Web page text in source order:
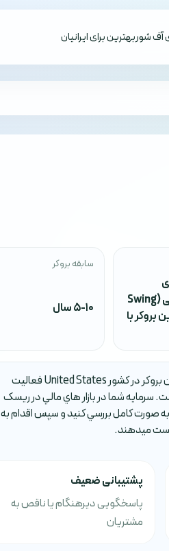
آف شوربهترین برای ایرانیان
معاملات نوسانی (Swing
بروکر با
سابقه بروکر
5-10 سال
بروکر ASKoBID يکي از بروکر هاي فارکس است که حدود 5-10 سال تجربه فعاليت دارد. اين بروکر در کشور United States فعاليت
شما در بازار هاي مالي در ريسک
صورت کامل بررسي کنيد و سپس اقدام به
دست ميدهند.
پشتیبانی ضعیف
پاسخگویی دیرهنگام یا ناقص به
مشتریان